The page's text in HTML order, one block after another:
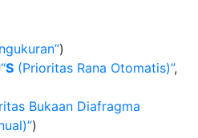
)
S (Prioritas Rana Otomatis) ,
Bukaan Diafragma
)